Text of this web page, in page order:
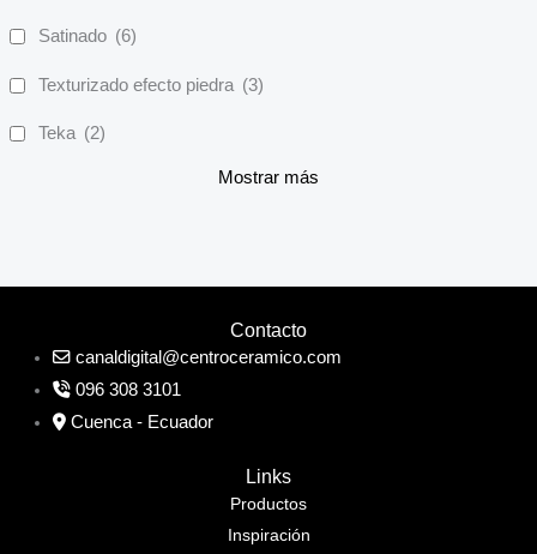
Satinado (6)
Texturizado efecto piedra (3)
Teka (2)
Mostrar más
Contacto
canaldigital@centroceramico.com
096 308 3101
Cuenca - Ecuador
Links
Productos
Inspiración